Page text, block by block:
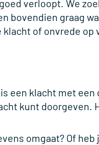
verloopt. We
bovendien graag
of onvrede
een klacht met
kunt doorgeven.
omgaat? Of